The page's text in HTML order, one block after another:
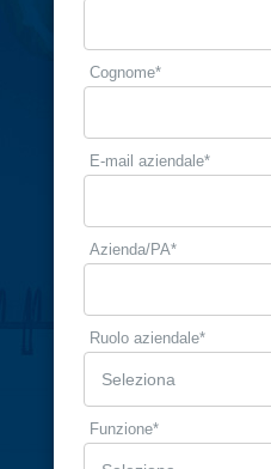
Cognome*
E-mail aziendale*
Azienda/PA*
Ruolo aziendale​*
Funzione*